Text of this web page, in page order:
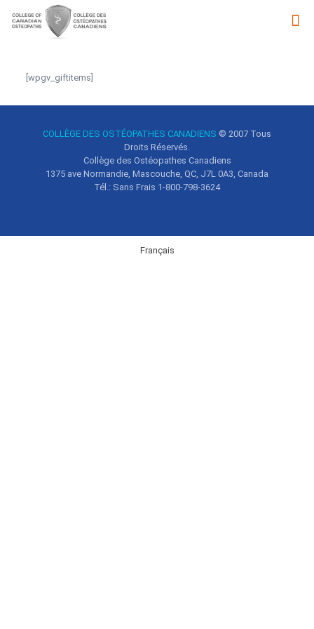
[wpgv_giftitems]
COLLÈGE DES OSTÉOPATHES CANADIENS © 2007 Tous
Droits Réservés.
Collège des Ostéopathes Canadiens
1375 ave Normandie, Mascouche, QC, J7L 0A3, Canada
Tél.: Sans Frais 1-800-798-3624
Français